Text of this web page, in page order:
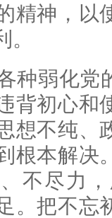
精神，以
种弱化党
背初心和
想不纯、
根本解决
不尽力
。把不忘